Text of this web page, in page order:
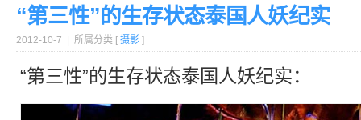
“第三性”的生存状态泰国人妖纪实
2012-10-7 | 所属分类 [ 摄影 ]
“第三性”的生存状态泰国人妖纪实：